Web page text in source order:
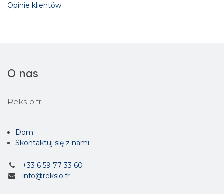
Opinie klientów
O nas
Reksio.fr
Dom
Skontaktuj się z nami
+33 6 59 77 33 60
info@reksio.fr